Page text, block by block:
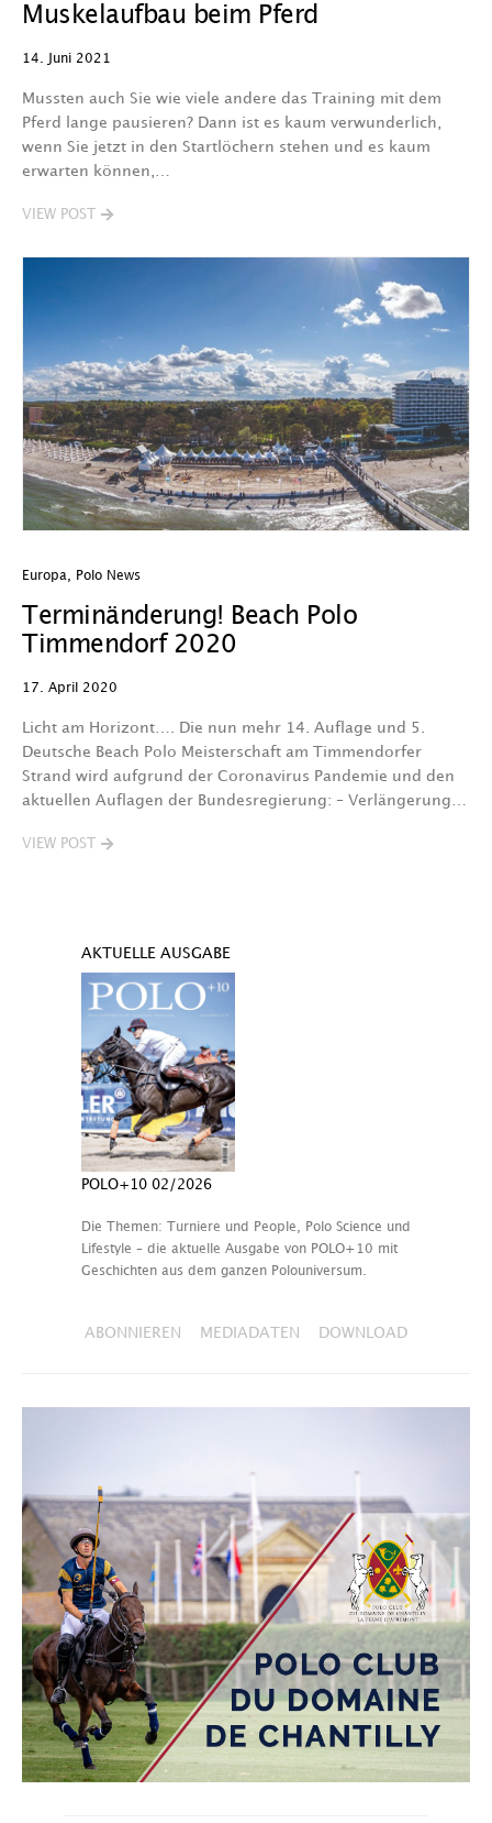
Muskelaufbau beim Pferd
14. Juni 2021
Mussten auch Sie wie viele andere das Training mit dem
Pferd lange pausieren? Dann ist es kaum verwunderlich,
wenn Sie jetzt in den Startlöchern stehen und es kaum
erwarten können,…
VIEW POST
Europa Polo News
Terminänderung! Beach Polo
Timmendorf 2020
17. April 2020
Licht am Horizont…. Die nun mehr 14. Auflage und 5.
Deutsche Beach Polo Meisterschaft am Timmendorfer
Strand wird aufgrund der Coronavirus Pandemie und den
aktuellen Auflagen der Bundesregierung: – Verlängerung…
VIEW POST
AKTUELLE AUSGABE
POLO+10 02/2026
Die Themen: Turniere und People, Polo Science und
Lifestyle – die aktuelle Ausgabe von POLO+10 mit
Geschichten aus dem ganzen Polouniversum.
ABONNIEREN MEDIADATEN DOWNLOAD